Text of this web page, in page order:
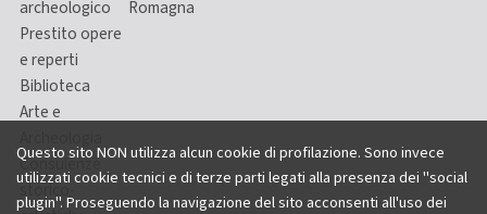
Questo sito NON utilizza alcun cookie di profilazione. Sono invece
utilizzati cookie tecnici e di terze parti legati alla presenza dei "social
plugin". Proseguendo la navigazione del sito acconsenti all'uso dei
archeologico
Prestito opere
e reperti
Biblioteca
Arte e
Consulenze
storico-
Romagna